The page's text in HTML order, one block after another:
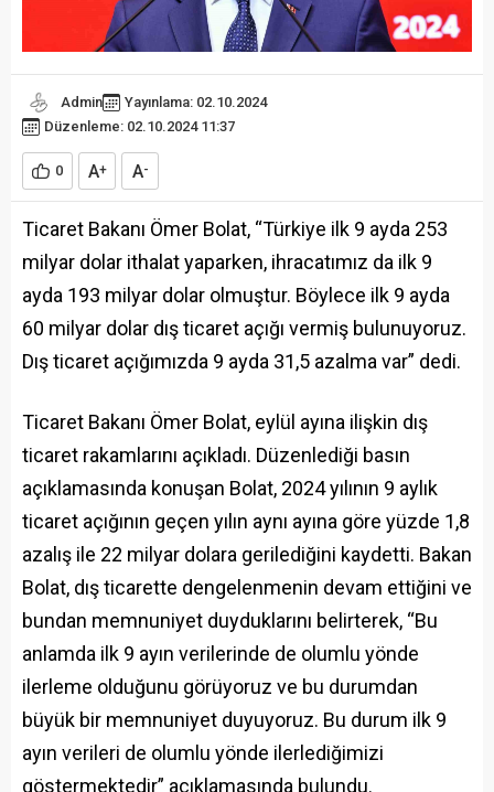
Admin
Yayınlama: 02.10.2024
Düzenleme: 02.10.2024 11:37
0 A+ A-
Ticaret Bakanı Ömer Bolat, “Türkiye ilk 9 ayda 253
milyar dolar ithalat yaparken, ihracatımız da ilk 9
ayda 193 milyar dolar olmuştur. Böylece ilk 9 ayda
60 milyar dolar dış ticaret açığı vermiş bulunuyoruz.
Dış ticaret açığımızda 9 ayda 31,5 azalma var” dedi.
Ticaret Bakanı Ömer Bolat, eylül ayına ilişkin dış
ticaret rakamlarını açıkladı. Düzenlediği basın
açıklamasında konuşan Bolat, 2024 yılının 9 aylık
ticaret açığının geçen yılın aynı ayına göre yüzde 1,8
azalış ile 22 milyar dolara gerilediğini kaydetti. Bakan
Bolat, dış ticarette dengelenmenin devam ettiğini ve
bundan memnuniyet duyduklarını belirterek, “Bu
anlamda ilk 9 ayın verilerinde de olumlu yönde
ilerleme olduğunu görüyoruz ve bu durumdan
büyük bir memnuniyet duyuyoruz. Bu durum ilk 9
ayın verileri de olumlu yönde ilerlediğimizi
göstermektedir” açıklamasında bulundu.